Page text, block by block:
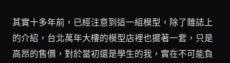
其實十多年前，已經注意到這一組模型，除了雜誌上
的介紹，台北萬年大樓的模型店裡也擺著一套，只是
高昂的售價，對於當初還是學生的我，實在不可能負